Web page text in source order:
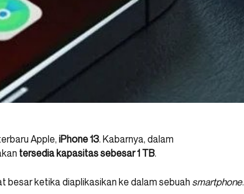
Apple, iPhone 13. Kabarnya, dalam
tersedia kapasitas sebesar 1 TB.
besar ketika diaplikasikan ke dalam sebuah smartphone.